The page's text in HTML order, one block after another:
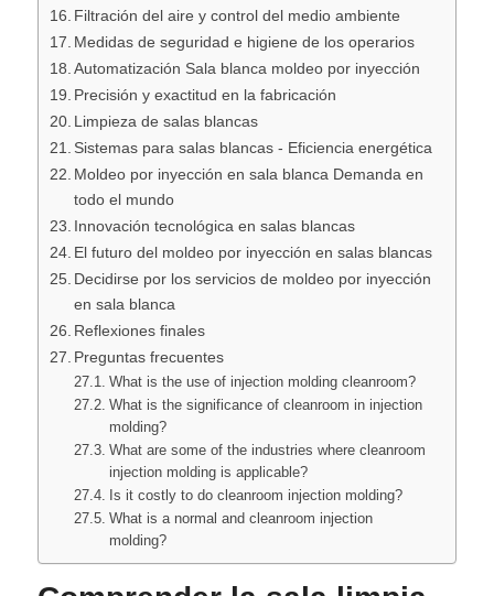
Filtración del aire y control del medio ambiente
Medidas de seguridad e higiene de los operarios
Automatización Sala blanca moldeo por inyección
Precisión y exactitud en la fabricación
Limpieza de salas blancas
Sistemas para salas blancas - Eficiencia energética
Moldeo por inyección en sala blanca Demanda en
todo el mundo
Innovación tecnológica en salas blancas
El futuro del moldeo por inyección en salas blancas
Decidirse por los servicios de moldeo por inyección
en sala blanca
Reflexiones finales
Preguntas frecuentes
What is the use of injection molding cleanroom?
What is the significance of cleanroom in injection
molding?
What are some of the industries where cleanroom
injection molding is applicable?
Is it costly to do cleanroom injection molding?
What is a normal and cleanroom injection
molding?